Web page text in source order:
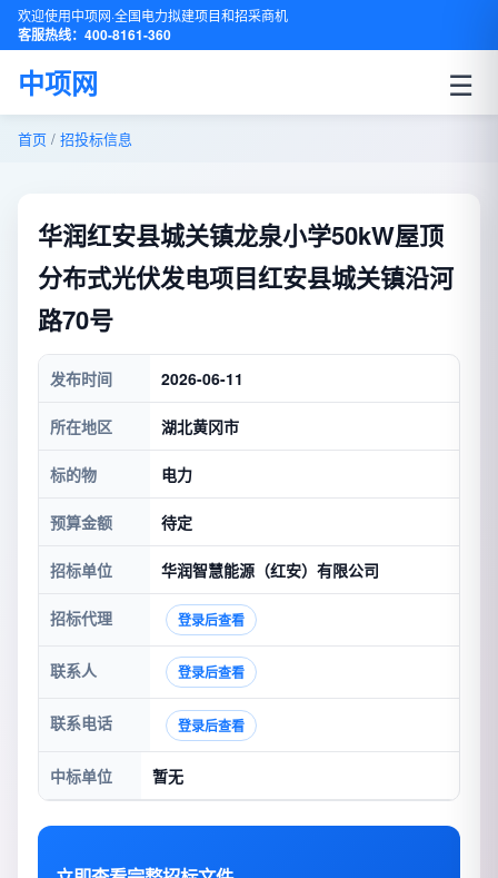
欢迎使用中项网·全国电力拟建项目和招采商机
客服热线：400-8161-360
中项网 ☰
首页 / 招投标信息
华润红安县城关镇龙泉小学50kW屋顶
分布式光伏发电项目红安县城关镇沿河
路70号
发布时间 2026-06-11
所在地区 湖北黄冈市
标的物 电力
预算金额 待定
招标单位 华润智慧能源（红安）有限公司
招标代理 登录后查看
联系人 登录后查看
联系电话 登录后查看
中标单位 暂无